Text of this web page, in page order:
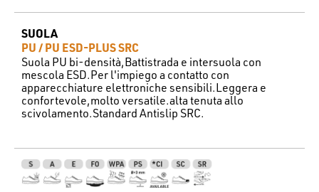
SUOLA
PU / PU ESD-PLUS SRC
Suola PU bi-densità,Battistrada e intersuola con
mescola ESD.Per l'impiego a contatto con
apparecchiature elettroniche sensibili.Leggera e
confortevole,molto versatile.alta tenuta allo
scivolamento.Standard Antislip SRC.